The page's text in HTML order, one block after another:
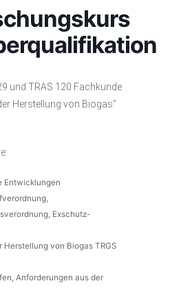
und TRAS 120 Fachkunde
Herstellung von Biogas”
Entwicklungen
Exschutz-
von Biogas TRGS
Anforderungen aus der